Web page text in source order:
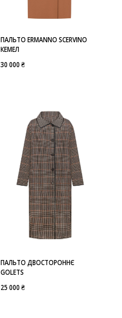
ПАЛЬТО ERMANNO SCERVINO
КЕМЕЛ
30 000 ₴
ПАЛЬТО ДВОСТОРОННЄ
GOLETS
25 000 ₴